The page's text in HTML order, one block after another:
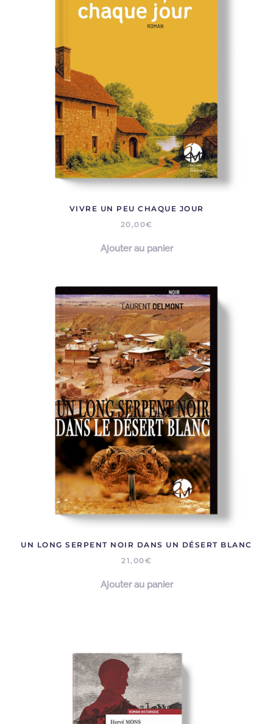
VIVRE UN PEU CHAQUE JOUR
20,00€
Ajouter au panier
UN LONG SERPENT NOIR DANS UN DÉSERT BLANC
21,00€
Ajouter au panier